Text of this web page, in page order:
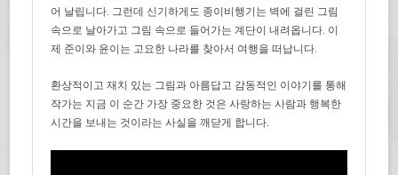
어 날립니다. 그런데 신기하게도 종이비행기는 벽에 걸린 그림
속으로 날아가고 그림 속으로 들어가는 계단이 내려옵니다. 이
제 준이와 윤이는 고요한 나라를 찾아서 여행을 떠납니다.
환상적이고 재치 있는 그림과 아름답고 감동적인 이야기를 통해
작가는 지금 이 순간 가장 중요한 것은 사랑하는 사람과 행복한
시간을 보내는 것이라는 사실을 깨닫게 합니다.